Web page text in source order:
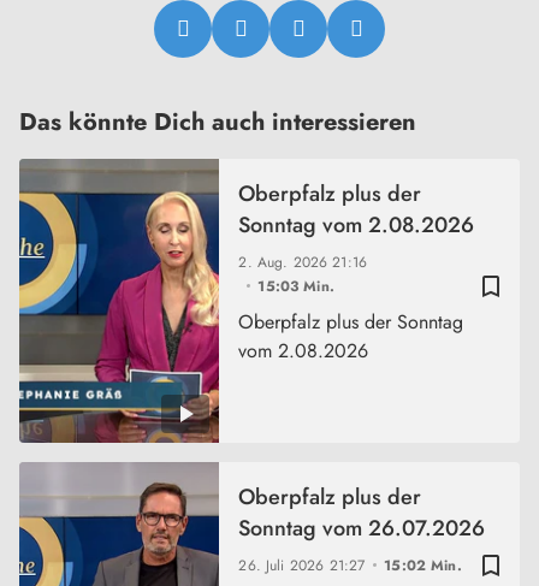
Das könnte Dich auch interessieren
bookmark_border
2. Aug. 202621:16
15:03 Min.
Oberpfalz plus der
Sonntag vom 2.08.2026
Oberpfalz plus der Sonntag
vom 2.08.2026
bookmark_border
26. Juli 2026 21:27 15:02 Min.
Oberpfalz plus der
Sonntag vom 26.07.2026